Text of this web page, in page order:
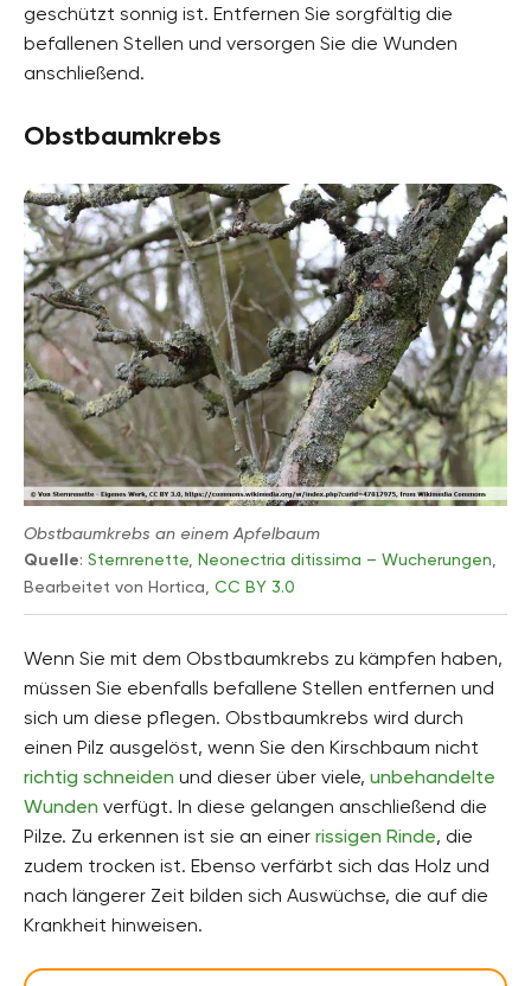
geschützt sonnig ist. Entfernen Sie sorgfältig die
befallenen Stellen und versorgen Sie die Wunden
anschließend.
Obstbaumkrebs
Obstbaumkrebs an einem Apfelbaum
Quelle: Sternrenette Neonectria ditissima – Wucherungen
Bearbeitet von Hortica, CC BY 3.0
Wenn Sie mit dem Obstbaumkrebs zu kämpfen haben,
müssen Sie ebenfalls befallene Stellen entfernen und
sich um diese pflegen. Obstbaumkrebs wird durch
einen Pilz ausgelöst, wenn Sie den Kirschbaum nicht
richtig schneiden und dieser über viele, unbehandelte
Wunden verfügt. In diese gelangen anschließend die
Pilze. Zu erkennen ist sie an einer rissigen Rinde, die
zudem trocken ist. Ebenso verfärbt sich das Holz und
nach längerer Zeit bilden sich Auswüchse, die auf die
Krankheit hinweisen.